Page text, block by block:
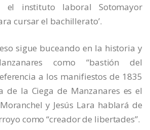
el instituto laboral Sotomayor
cursar el bachillerato’.
sigue buceando en la historia y
como “bastión del
a los manifiestos de 1835
de la Ciega de Manzanares es el
y Jesús Lara hablará de
como “creador de libertades”.